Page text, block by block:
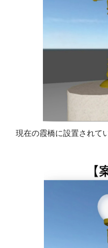
現在の霞橋に設置されて